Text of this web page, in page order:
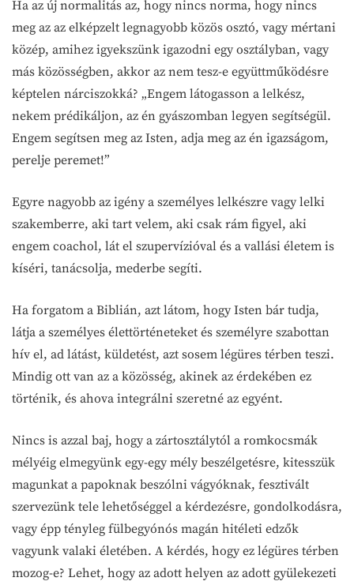
Ha az új normalitás az, hogy nincs norma, hogy nincs
meg az az elképzelt legnagyobb közös osztó, vagy mértani
közép, amihez igyekszünk igazodni egy osztályban, vagy
más közösségben, akkor az nem tesz-e együttműködésre
képtelen nárciszokká? „Engem látogasson a lelkész,
nekem prédikáljon, az én gyászomban legyen segítségül.
Engem segítsen meg az Isten, adja meg az én igazságom,
perelje peremet!”
Egyre nagyobb az igény a személyes lelkészre vagy lelki
szakemberre, aki tart velem, aki csak rám figyel, aki
engem coachol, lát el szupervízióval és a vallási életem is
kíséri, tanácsolja, mederbe segíti.
Ha forgatom a Biblián, azt látom, hogy Isten bár tudja,
látja a személyes élettörténeteket és személyre szabottan
hív el, ad látást, küldetést, azt sosem légüres térben teszi.
Mindig ott van az a közösség, akinek az érdekében ez
történik, és ahova integrálni szeretné az egyént.
Nincs is azzal baj, hogy a zártosztálytól a romkocsmák
mélyéig elmegyünk egy-egy mély beszélgetésre, kitesszük
magunkat a papoknak beszólni vágyóknak, fesztivált
szervezünk tele lehetőséggel a kérdezésre, gondolkodásra,
vagy épp tényleg fülbegyónós magán hitéleti edzők
vagyunk valaki életében. A kérdés, hogy ez légüres térben
mozog-e? Lehet, hogy az adott helyen az adott gyülekezeti